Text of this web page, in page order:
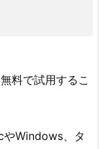
料で試用するこ
Windows、タ